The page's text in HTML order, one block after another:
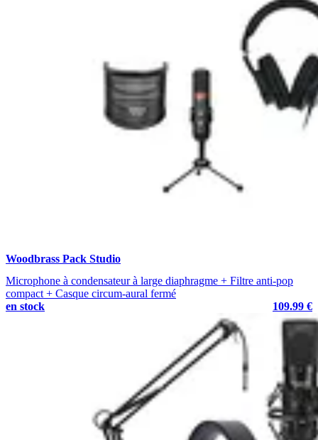
Woodbrass Pack Studio
Microphone à condensateur à large diaphragme + Filtre anti-pop
compact + Casque circum-aural fermé
en stock
109.99 €